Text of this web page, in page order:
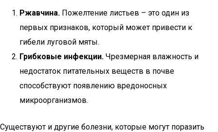
Ржавчина. Пожелтение листьев – это один из
первых признаков, который может привести к
гибели луговой мяты.
Грибковые инфекции. Чрезмерная влажность и
недостаток питательных веществ в почве
способствуют появлению вредоносных
микроорганизмов.
Существуют и другие болезни, которые могут поразить